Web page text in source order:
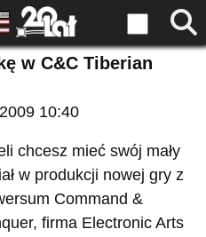
w C&C Tiberian
10:40
chcesz mieć swój mały
w produkcji nowej gry z
Command &
firma Electronic Arts